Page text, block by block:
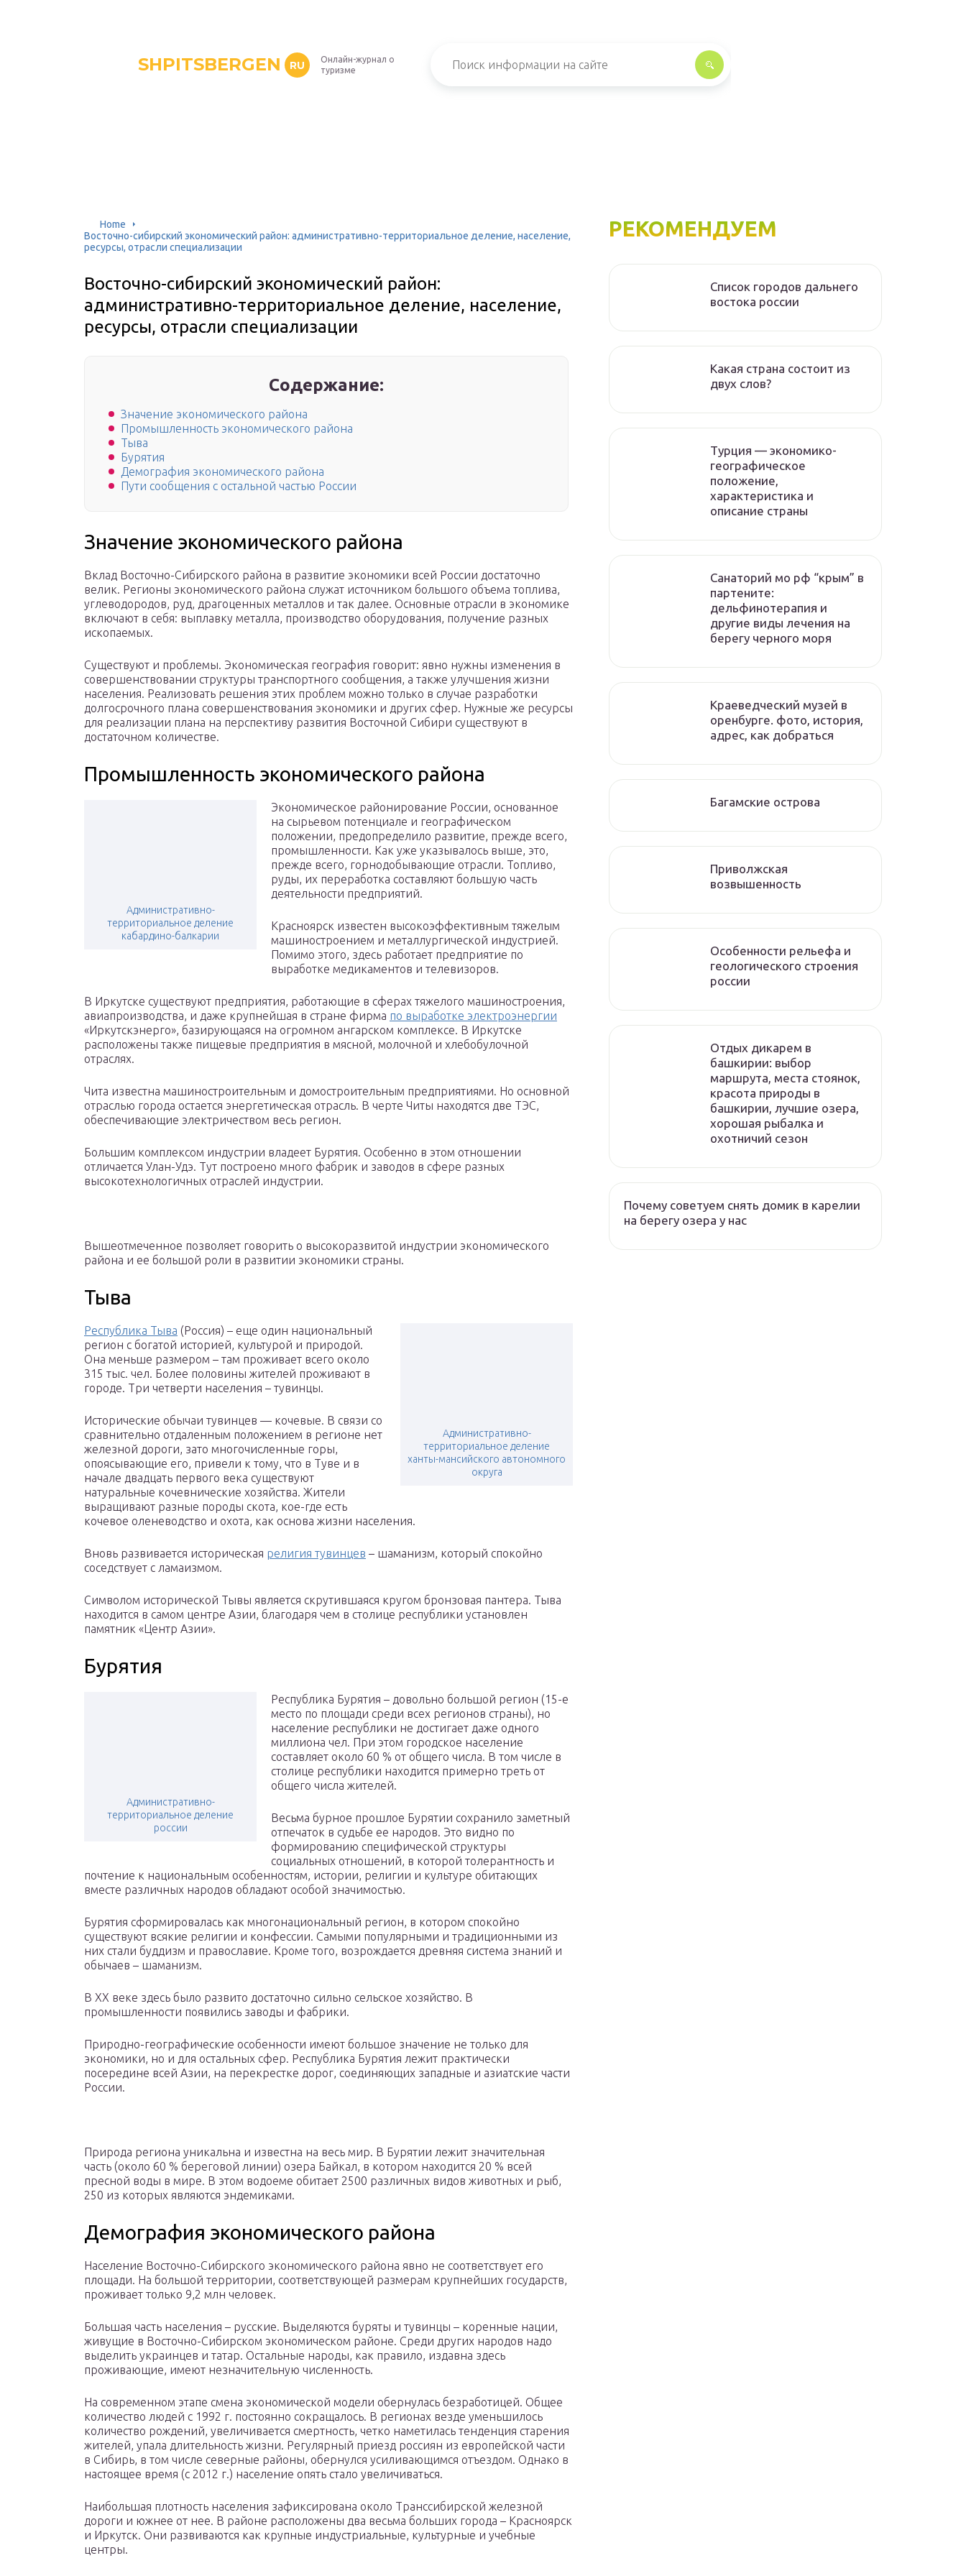
SHPITSBERGEN RU
Онлайн-журнал о
туризме
Home
Восточно-сибирский экономический район: административно-территориальное деление, население,
ресурсы, отрасли специализации
Восточно-сибирский экономический район:
административно-территориальное деление, население,
ресурсы, отрасли специализации
Содержание:
Значение экономического района
Промышленность экономического района
Тыва
Бурятия
Демография экономического района
Пути сообщения с остальной частью России
Значение экономического района
Вклад Восточно-Сибирского района в развитие экономики всей России достаточно
велик. Регионы экономического района служат источником большого объема топлива,
углеводородов, руд, драгоценных металлов и так далее. Основные отрасли в экономике
включают в себя: выплавку металла, производство оборудования, получение разных
ископаемых.
Существуют и проблемы. Экономическая география говорит: явно нужны изменения в
совершенствовании структуры транспортного сообщения, а также улучшения жизни
населения. Реализовать решения этих проблем можно только в случае разработки
долгосрочного плана совершенствования экономики и других сфер. Нужные же ресурсы
для реализации плана на перспективу развития Восточной Сибири существуют в
достаточном количестве.
Промышленность экономического района
Административно-
территориальное деление
кабардино-балкарии
Экономическое районирование России, основанное
на сырьевом потенциале и географическом
положении, предопределило развитие, прежде всего,
промышленности. Как уже указывалось выше, это,
прежде всего, горнодобывающие отрасли. Топливо,
руды, их переработка составляют большую часть
деятельности предприятий.
Красноярск известен высокоэффективным тяжелым
машиностроением и металлургической индустрией.
Помимо этого, здесь работает предприятие по
выработке медикаментов и телевизоров.
В Иркутске существуют предприятия, работающие в сферах тяжелого машиностроения,
авиапроизводства, и даже крупнейшая в стране фирма по выработке электроэнергии
«Иркутскэнерго», базирующаяся на огромном ангарском комплексе. В Иркутске
расположены также пищевые предприятия в мясной, молочной и хлебобулочной
отраслях.
Чита известна машиностроительным и домостроительным предприятиями. Но основной
отраслью города остается энергетическая отрасль. В черте Читы находятся две ТЭС,
обеспечивающие электричеством весь регион.
Большим комплексом индустрии владеет Бурятия. Особенно в этом отношении
отличается Улан-Удэ. Тут построено много фабрик и заводов в сфере разных
высокотехнологичных отраслей индустрии.
Вышеотмеченное позволяет говорить о высокоразвитой индустрии экономического
района и ее большой роли в развитии экономики страны.
Тыва
Административно-
территориальное деление
ханты-мансийского автономного
округа
Республика Тыва (Россия) – еще один национальный
регион с богатой историей, культурой и природой.
Она меньше размером – там проживает всего около
315 тыс. чел. Более половины жителей проживают в
городе. Три четверти населения – тувинцы.
Исторические обычаи тувинцев — кочевые. В связи со
сравнительно отдаленным положением в регионе нет
железной дороги, зато многочисленные горы,
опоясывающие его, привели к тому, что в Туве и в
начале двадцать первого века существуют
натуральные кочевнические хозяйства. Жители
выращивают разные породы скота, кое-где есть
кочевое оленеводство и охота, как основа жизни населения.
Вновь развивается историческая религия тувинцев – шаманизм, который спокойно
соседствует с ламаизмом.
Символом исторической Тывы является скрутившаяся кругом бронзовая пантера. Тыва
находится в самом центре Азии, благодаря чем в столице республики установлен
памятник «Центр Азии».
Бурятия
Административно-
территориальное деление
россии
Республика Бурятия – довольно большой регион (15-е
место по площади среди всех регионов страны), но
население республики не достигает даже одного
миллиона чел. При этом городское население
составляет около 60 % от общего числа. В том числе в
столице республики находится примерно треть от
общего числа жителей.
Весьма бурное прошлое Бурятии сохранило заметный
отпечаток в судьбе ее народов. Это видно по
формированию специфической структуры
социальных отношений, в которой толерантность и
почтение к национальным особенностям, истории, религии и культуре обитающих
вместе различных народов обладают особой значимостью.
Бурятия сформировалась как многонациональный регион, в котором спокойно
существуют всякие религии и конфессии. Самыми популярными и традиционными из
них стали буддизм и православие. Кроме того, возрождается древняя система знаний и
обычаев – шаманизм.
В ХХ веке здесь было развито достаточно сильно сельское хозяйство. В
промышленности появились заводы и фабрики.
Природно-географические особенности имеют большое значение не только для
экономики, но и для остальных сфер. Республика Бурятия лежит практически
посередине всей Азии, на перекрестке дорог, соединяющих западные и азиатские части
России.
Природа региона уникальна и известна на весь мир. В Бурятии лежит значительная
часть (около 60 % береговой линии) озера Байкал, в котором находится 20 % всей
пресной воды в мире. В этом водоеме обитает 2500 различных видов животных и рыб,
250 из которых являются эндемиками.
Демография экономического района
Население Восточно-Сибирского экономического района явно не соответствует его
площади. На большой территории, соответствующей размерам крупнейших государств,
проживает только 9,2 млн человек.
Большая часть населения – русские. Выделяются буряты и тувинцы – коренные нации,
живущие в Восточно-Сибирском экономическом районе. Среди других народов надо
выделить украинцев и татар. Остальные народы, как правило, издавна здесь
проживающие, имеют незначительную численность.
На современном этапе смена экономической модели обернулась безработицей. Общее
количество людей с 1992 г. постоянно сокращалось. В регионах везде уменьшилось
количество рождений, увеличивается смертность, четко наметилась тенденция старения
жителей, упала длительность жизни. Регулярный приезд россиян из европейской части
в Сибирь, в том числе северные районы, обернулся усиливающимся отъездом. Однако в
настоящее время (с 2012 г.) население опять стало увеличиваться.
Наибольшая плотность населения зафиксирована около Транссибирской железной
дороги и южнее от нее. В районе расположены два весьма больших города – Красноярск
и Иркутск. Они развиваются как крупные индустриальные, культурные и учебные
центры.
РЕКОМЕНДУЕМ
Список городов дальнего
востока россии
Какая страна состоит из
двух слов?
Турция — экономико-
географическое
положение,
характеристика и
описание страны
Санаторий мо рф “крым” в
партените:
дельфинотерапия и
другие виды лечения на
берегу черного моря
Краеведческий музей в
оренбурге. фото, история,
адрес, как добраться
Багамские острова
Приволжская
возвышенность
Особенности рельефа и
геологического строения
россии
Отдых дикарем в
башкирии: выбор
маршрута, места стоянок,
красота природы в
башкирии, лучшие озера,
хорошая рыбалка и
охотничий сезон
Почему советуем снять домик в карелии
на берегу озера у нас